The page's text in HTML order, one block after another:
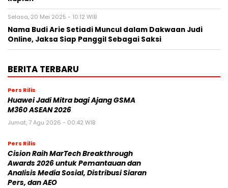
Selasa, 20 Mei 2025 - 10:12 WIB
Nama Budi Arie Setiadi Muncul dalam Dakwaan Judi
Online, Jaksa Siap Panggil Sebagai Saksi
BERITA TERBARU
Pers Rilis
Huawei Jadi Mitra bagi Ajang GSMA
M360 ASEAN 2026
Jumat, 7 Agu 2026 - 00:42 WIB
Pers Rilis
Cision Raih MarTech Breakthrough
Awards 2026 untuk Pemantauan dan
Analisis Media Sosial, Distribusi Siaran
Pers, dan AEO